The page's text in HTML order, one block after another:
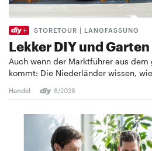
STORETOUR | LANGFASSUNG
Lekker DIY und Garten
Auch wenn der Marktführer aus
kommt: Die Niederländer wissen,
Handel 8/2026